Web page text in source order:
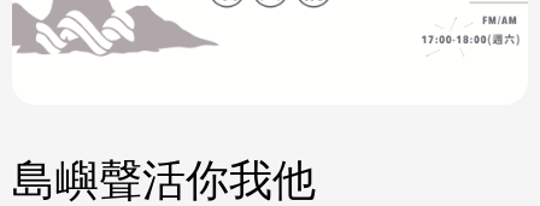
島嶼聲活你我他